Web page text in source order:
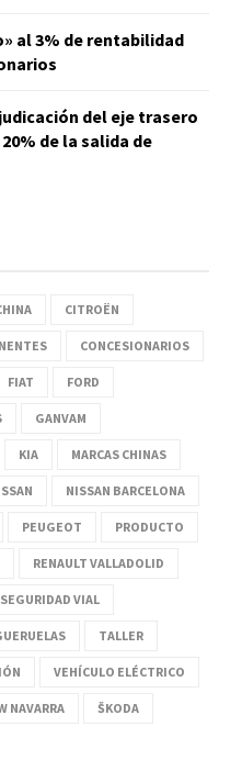
al 3% de rentabilidad
del eje trasero
de la salida de
CITROËN
CONCESIONARIOS
FIAT FORD
GANVAM
KIA MARCAS CHINAS
NISSAN BARCELONA
PEUGEOT PRODUCTO
RENAULT VALLADOLID
SEGURIDAD VIAL
TALLER
VEHÍCULO ELÉCTRICO
NAVARRA ŠKODA